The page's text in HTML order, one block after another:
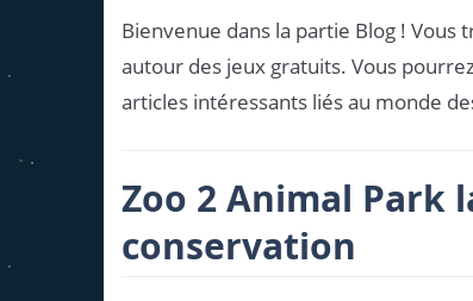
Bienvenue dans la partie Blog !
autour des jeux gratuits. Vous
articles intéressants liés au monde
Zoo 2 Animal Park
conservation